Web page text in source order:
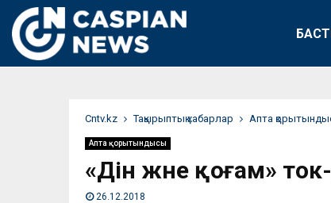
Сntv.kz Тақырыптық хабарлар Апта
Апта қорытындысы
«Дін және қоғам»
26.12.2018